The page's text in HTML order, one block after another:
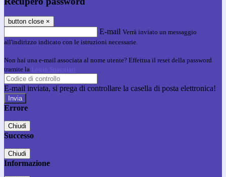
button close ×
E-mail Verrà inviato un messaggio
all'indirizzo indicato con le istruzioni necessarie.
Non hai una e-mail associata al nome utente? Effettua il reset della password
tramite la Login Spaggiari
E-mail inviata, si prega di controllare la casella di posta elettronica!
Errore
Chiudi
Successo
Chiudi
Informazione